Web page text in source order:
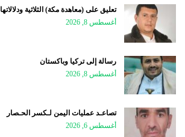
تعليق على (معاهدة مكة) الثلاثية ودلالاتها
أغسطس 8, 2026
رسالة إلى تركيا وباكستان
أغسطس 8, 2026
تصاعـد عمليات اليمن لـكسر الحـصار
أغسطس 6, 2026